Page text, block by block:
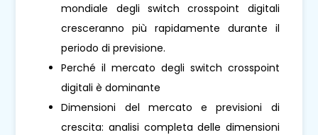
mondiale degli switch crosspoint digitali
cresceranno più rapidamente durante il
periodo di previsione.
Perché il mercato degli switch crosspoint
digitali è dominante
Dimensioni del mercato e previsioni di
crescita: analisi completa delle dimensioni